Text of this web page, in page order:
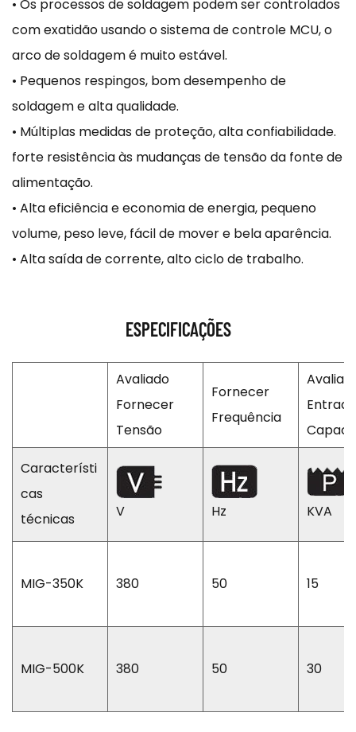
• Os processos de soldagem podem ser controlados
com exatidão usando o sistema de controle MCU, o
arco de soldagem é muito estável.
• Pequenos respingos, bom desempenho de
soldagem e alta qualidade.
• Múltiplas medidas de proteção, alta confiabilidade.
forte resistência às mudanças de tensão da fonte de
alimentação.
• Alta eficiência e economia de energia, pequeno
volume, peso leve, fácil de mover e bela aparência.
• Alta saída de corrente, alto ciclo de trabalho.
ESPECIFICAÇÕES
Avaliado
Fornecer
Tensão
Fornecer
Frequência
Entrada
Característi
cas
técnicas
V Hz KVA
MIG-350K 380 50 15
MIG-500K 380 50 30